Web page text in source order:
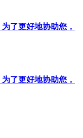
了更好地协助您，
了更好地协助您，